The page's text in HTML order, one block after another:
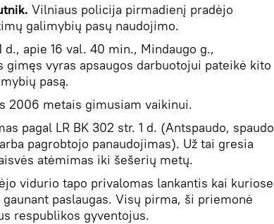
Vilniaus policija pirmadienį pradėjo
galimybių pasų naudojimo.
d., apie 16 val. 40 min., Mindaugo g.,
gimęs vyras apsaugos darbuotojui pateikė kito
pasą.
2006 metais gimusiam vaikinui.
pagal LR BK 302 str. 1 d. (Antspaudo, spaudo
pagrobtojo panaudojimas). Už tai gresia
atėmimas iki šešerių metų.
vidurio tapo privalomas lankantis kai kuriose
paslaugas. Visų pirma, ši priemonė
respublikos gyventojus.